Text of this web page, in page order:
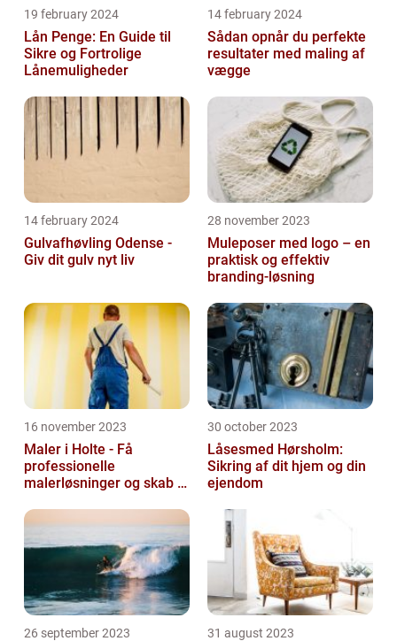
19 february 2024
Lån Penge: En Guide til
Sikre og Fortrolige
Lånemuligheder
14 february 2024
Sådan opnår du perfekte
resultater med maling af
vægge
14 february 2024
Gulvafhøvling Odense -
Giv dit gulv nyt liv
28 november 2023
Muleposer med logo – en
praktisk og effektiv
branding-løsning
16 november 2023
Maler i Holte - Få
professionelle
malerløsninger og skab et
30 october 2023
Låsesmed Hørsholm:
Sikring af dit hjem og din
ejendom
26 september 2023 31 august 2023